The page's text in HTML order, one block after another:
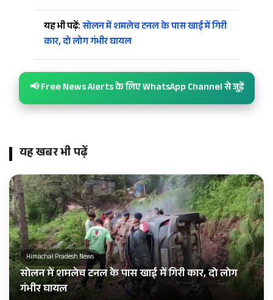
यह भी पढ़ें:सोलन में शमलेच टनल के पास खाई में गिरी
कार, दो लोग गंभीर घायल
📢 Free News Alerts के लिए WhatsApp Channel से जुड़ें
यह खबर भी पढ़ें
Himachal Pradesh News
सोलन में शमलेच टनल के पास खाई में गिरी कार, दो लोग
गंभीर घायल